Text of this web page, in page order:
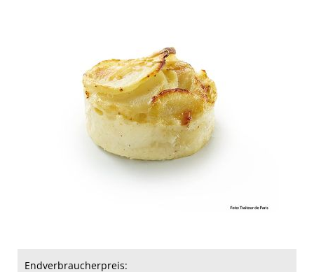
Endverbraucherpreis: